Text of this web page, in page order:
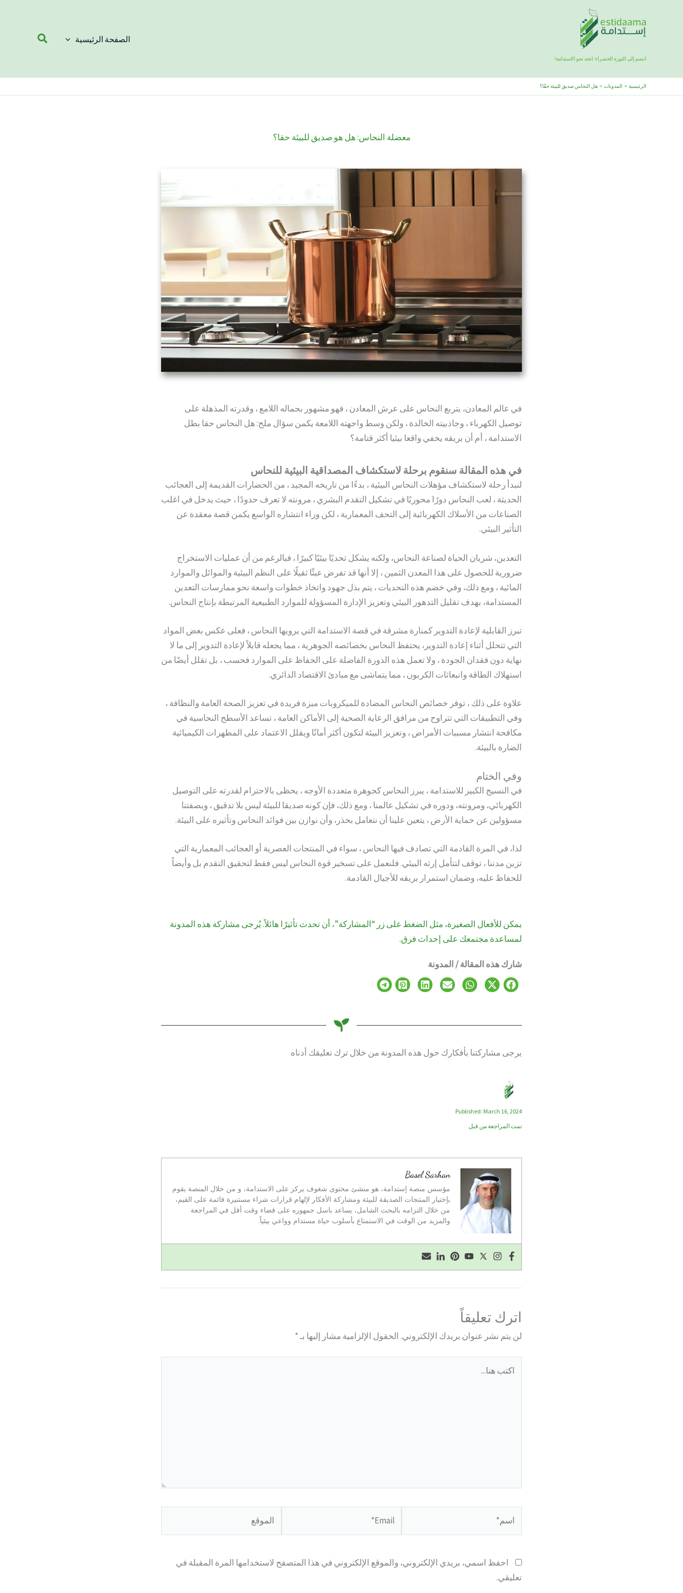
انضم إلى الثورة الخضراء: اتجه نحو الاستدامة!
الصفحة الرئيسية البحث
الرئيسية المدونات هل النحاس صديق للبيئة حقًا؟
معضلة النحاس: هل هو صديق للبيئة حقا؟
في عالم المعادن، يتربع النحاس على عرش المعادن ، فهو مشهور بجماله اللامع ، وقدرته المذهلة على
توصيل الكهرباء ، وجاذبيته الخالدة ، ولكن وسط واجهته اللامعة يكمن سؤال ملح: هل النحاس حقا بطل
الاستدامة ، أم أن بريقه يخفي واقعا بيئيا أكثر قتامة؟
في هذه المقالة سنقوم برحلة لاستكشاف المصداقية البيئية للنحاس
لنبدأ رحلة لاستكشاف مؤهلات النحاس البيئية ، بدءًا من تاريخه المجيد ، من الحضارات القديمة إلى العجائب
الحديثة ، لعب النحاس دورًا محوريًا في تشكيل التقدم البشري ، مرونته لا تعرف حدودًا ، حيث يدخل في اغلب
الصناعات من الأسلاك الكهربائية إلى التحف المعمارية ، لكن وراء انتشاره الواسع يكمن قصة معقدة عن
التأثير البيئي.
التعدين، شريان الحياة لصناعة النحاس، ولكنه يشكل تحديًا بيئيًا كبيرًا ، فبالرغم من أن عمليات الاستخراج
ضرورية للحصول على هذا المعدن الثمين ، إلا أنها قد تفرض عبئًا ثقيلًا على النظم البيئية والموائل والموارد
المائية ، ومع ذلك، وفي خضم هذه التحديات ، يتم بذل جهود واتخاذ خطوات واسعة نحو ممارسات التعدين
المستدامة، بهدف تقليل التدهور البيئي وتعزيز الإدارة المسؤولة للموارد الطبيعية المرتبطة بإنتاج النحاس.
تبرز القابلية لإعادة التدوير كمنارة مشرقة في قصة الاستدامة التي يرويها النحاس ، فعلى عكس بعض المواد
التي تتحلل أثناء إعادة التدوير، يحتفظ النحاس بخصائصه الجوهرية ، مما يجعله قابلاً لإعادة التدوير إلى ما لا
نهاية دون فقدان الجودة ، ولا تعمل هذه الدورة الفاضلة على الحفاظ على الموارد فحسب ، بل تقلل أيضًا من
استهلاك الطاقة وانبعاثات الكربون ، مما يتماشى مع مبادئ الاقتصاد الدائري.
علاوة على ذلك ، توفر خصائص النحاس المضادة للميكروبات ميزة فريدة في تعزيز الصحة العامة والنظافة ،
وفي التطبيقات التي تتراوح من مرافق الرعاية الصحية إلى الأماكن العامة ، تساعد الأسطح النحاسية في
مكافحة انتشار مسببات الأمراض ، وتعزيز البيئة لتكون أكثر أمانًا ويقلل الاعتماد على المطهرات الكيميائية
الضارة بالبيئة.
وفي الختام
في النسيج الكبير للاستدامة ، يبرز النحاس كجوهرة متعددة الأوجه ، يحظى بالاحترام لقدرته على التوصيل
الكهربائي، ومرونته، ودوره في تشكيل عالمنا ، ومع ذلك، فإن كونه صديقا للبيئة ليس بلا تدقيق ، وبصفتنا
مسؤولين عن حماية الأرض ، يتعين علينا أن نتعامل بحذر، وأن نوازن بين فوائد النحاس وتأثيره على البيئة.
لذا، في المرة القادمة التي تصادف فيها النحاس ، سواء في المنتجات العصرية أو العجائب المعمارية التي
تزين مدننا ، توقف لتتأمل إرثه البيئي. فلنعمل على تسخير قوة النحاس ليس فقط لتحقيق التقدم بل وأيضاً
للحفاظ عليه، وضمان استمرار بريقه للأجيال القادمة.
يمكن للأفعال الصغيرة، مثل الضغط على زر “المشاركة”، أن تحدث تأثيرًا هائلاً. يُرجى مشاركة هذه المدونة
لمساعدة مجتمعك على إحداث فرق.
شارك هذه المقالة / المدونة
يرجى مشاركتنا بأفكارك حول هذه المدونة من خلال ترك تعليقك أدناه
Published: March 16, 2024
تمت المراجعة من قبل
Basel Sarhan
مؤسس منصة إستدامة، هو منشئ محتوى شغوف يركز على الاستدامة، و من خلال المنصة يقوم
بإختيار المنتجات الصديقة للبيئة ومشاركة الأفكار لإلهام قرارات شراء مستنيرة قائمة على القيم،
من خلال التزامه بالبحث الشامل، يساعد باسل جمهوره على قضاء وقت أقل في المراجعة
والمزيد من الوقت في الاستمتاع بأسلوب حياة مستدام وواعي بيئياً.
اترك تعليقاً
لن يتم نشر عنوان بريدك الإلكتروني. الحقول الإلزامية مشار إليها بـ*
احفظ اسمي، بريدي الإلكتروني، والموقع الإلكتروني في هذا المتصفح لاستخدامها المرة المقبلة في
تعليقي.